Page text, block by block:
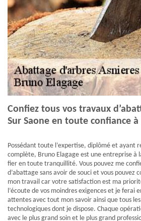
Confiez tous vos travaux
Sur Saone en toute confiance à
Possédant toute l’expertise, diplômé et ayant
complète, Bruno Elagage est une entreprise à
fier en toute tranquillité. Vous pouvez me
d’abattage sans avoir de souci et vous pouvez
mon travail car votre satisfaction est ma
l’écoute de vos moindres exigences et je ferai
attentes avec tout mon savoir ainsi que tous
technologiques dont je dispose. Chaque
avec le plus grand soin et le plus grand